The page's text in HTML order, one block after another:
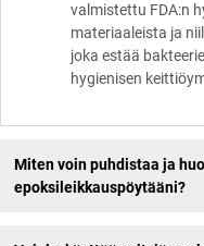
valmistettu FDA:n
materiaaleista ja
joka estää
hygienisen
Miten voin puhdistaa ja
epoksileikkauspöytääni?